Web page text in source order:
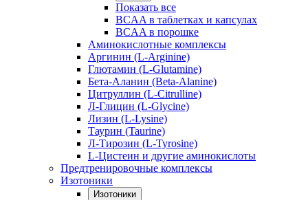
Показать все
BCAA в таблетках и капсулах
BCAA в порошке
Аминокислотные комплексы
Аргинин (L-Arginine)
Глютамин (L-Glutamine)
Бета-Аланин (Beta-Alanine)
Цитруллин (L-Citrulline)
Л-Глицин (L-Glycine)
Лизин (L-Lysine)
Таурин (Taurine)
Л-Тирозин (L-Tyrosine)
L-Цистеин и другие аминокислоты
Предтренировочные комплексы
Изотоники
Изотоники